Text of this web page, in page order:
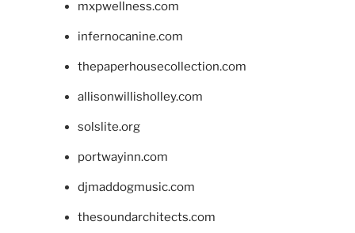
mxpwellness.com
infernocanine.com
thepaperhousecollection.com
allisonwillisholley.com
solslite.org
portwayinn.com
djmaddogmusic.com
thesoundarchitects.com